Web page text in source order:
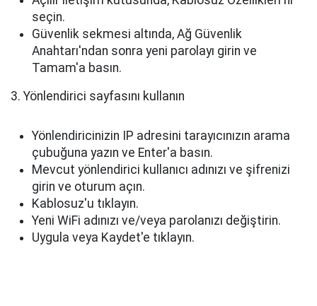
seçin.
Güvenlik sekmesi altında, Ağ Güvenlik
Anahtarı'ndan sonra yeni parolayı girin ve
Tamam'a basın.
3. Yönlendirici sayfasını kullanın
Yönlendiricinizin IP adresini tarayıcınızın arama
çubuğuna yazın ve Enter'a basın.
Mevcut yönlendirici kullanıcı adınızı ve şifrenizi
girin ve oturum açın.
Kablosuz'u tıklayın.
Yeni WiFi adınızı ve/veya parolanızı değiştirin.
Uygula veya Kaydet'e tıklayın.